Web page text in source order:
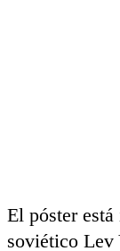
El póster
soviético Lev